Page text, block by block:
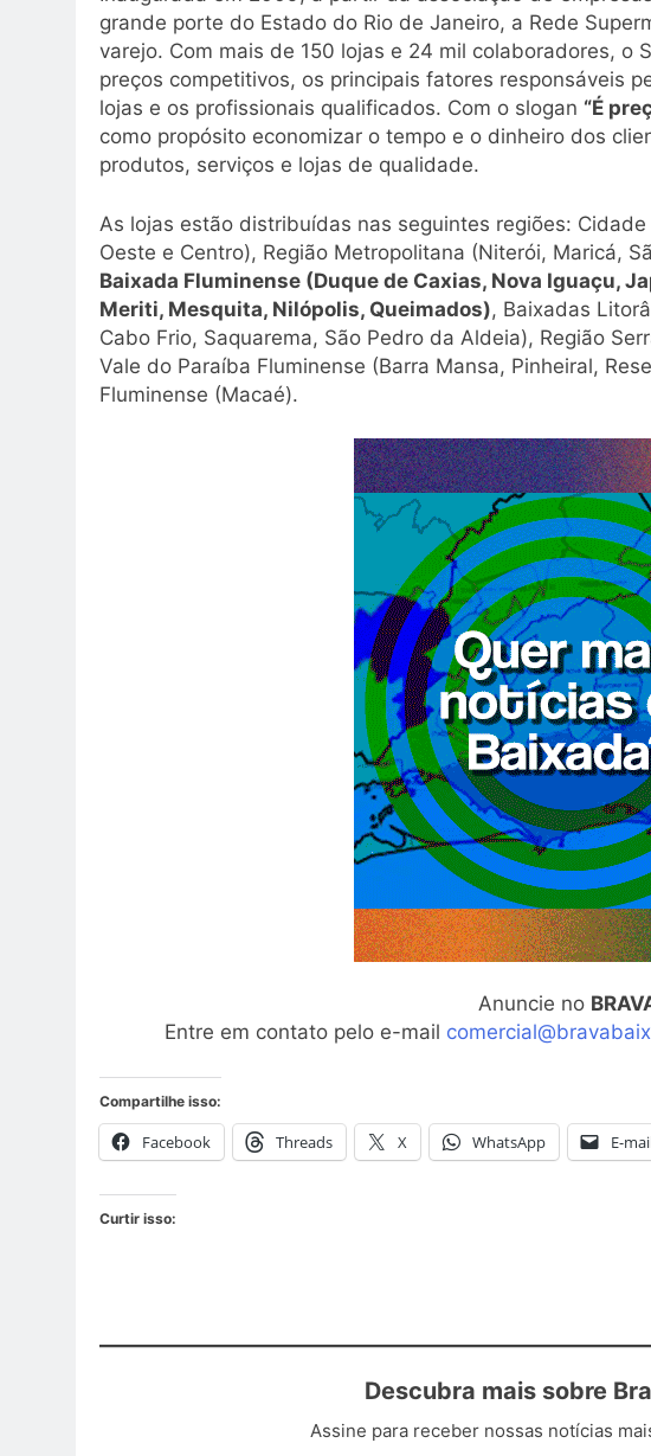
grande porte do Estado do Rio de Janeiro, a Rede
varejo. Com mais de 150 lojas e 24 mil colaboradores, o
preços competitivos, os principais fatores responsáveis
lojas e os profissionais qualificados. Com o slogan “É
como propósito economizar o tempo e o dinheiro dos
produtos, serviços e lojas de qualidade.
As lojas estão distribuídas nas seguintes regiões:
Oeste e Centro), Região Metropolitana (Niterói, Maricá,
Baixada Fluminense (Duque de Caxias, Nova Iguaçu,
Meriti, Mesquita, Nilópolis, Queimados), Baixadas
Cabo Frio, Saquarema, São Pedro da Aldeia), Região
Vale do Paraíba Fluminense (Barra Mansa, Pinheiral,
Fluminense (Macaé).
Anuncie no
Entre em contato pelo e-mail
Compartilhe isso:
Facebook Threads X WhatsApp E-
Curtir isso:
Descubra mais sobre
Assine para receber nossas notícias